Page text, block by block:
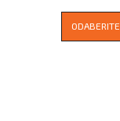
ODABERITE